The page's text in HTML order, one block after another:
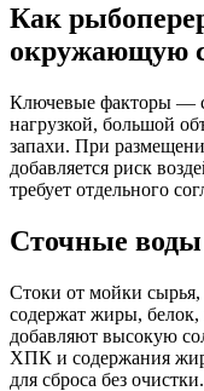
Как
окружающую
Ключевые факторы —
нагрузкой, большой
запахи. При
добавляется риск
требует отдельного
Сточные
Стоки от мойки сырья,
содержат жиры, белок,
добавляют высокую
ХПК и содержания
для сброса без очистки.